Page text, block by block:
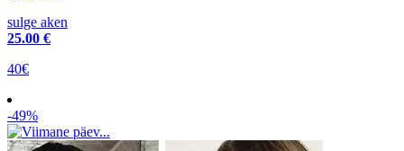
sulge aken
25.00 €
40€
-49%